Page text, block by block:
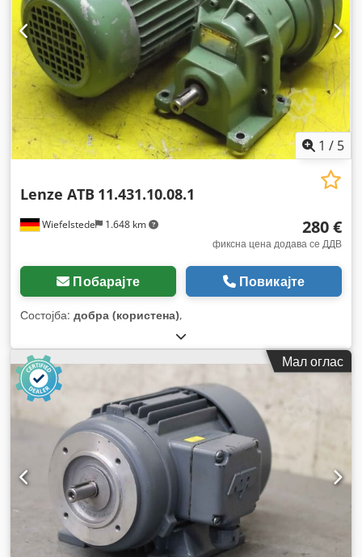
1 / 5
Wiefelstede 1.648 km
Lenze ATB 11.431.10.08.1
280 €
фиксна цена додава се ДДВ
Побарајте Повикајте
Состојба: добра (користена),
Мал оглас